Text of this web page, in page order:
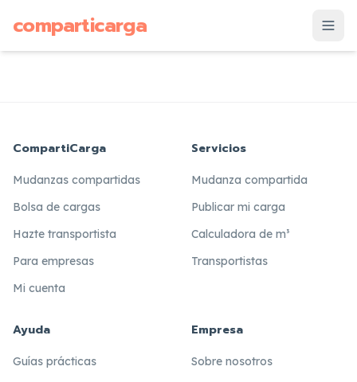
comparticarga
CompartiCarga
Mudanzas compartidas
Bolsa de cargas
Hazte transportista
Para empresas
Mi cuenta
Servicios
Mudanza compartida
Publicar mi carga
Calculadora de m³
Transportistas
Ayuda
Guías prácticas
Empresa
Sobre nosotros